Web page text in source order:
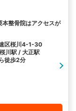
整骨院はアクセスが
区桜川4-1-30
川駅 / 大正駅
徒歩2分